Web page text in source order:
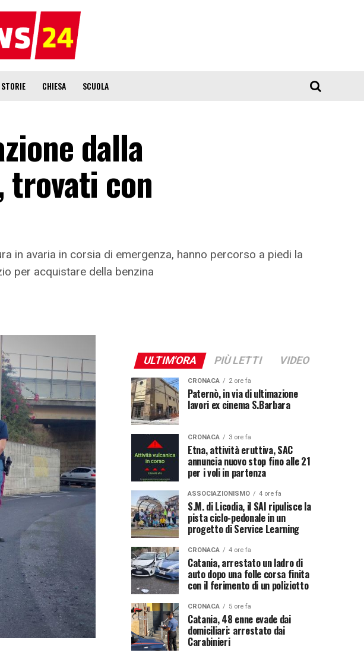
STORIE CHIESA SCUOLA
dalla
trovati con
in avaria in corsia di emergenza, hanno percorso a piedi la
per acquistare della benzina
ULTIM'ORA PIÙ LETTI VIDEO
CRONACA 2 ore fa
Paternò, in via di ultimazione
lavori ex cinema S.Barbara
CRONACA 3 ore fa
Etna, attività eruttiva, SAC
annuncia nuovo stop fino alle 21
per i voli in partenza
ASSOCIAZIONISMO 4 ore fa
S.M. di Licodia, il SAI ripulisce la
pista ciclo-pedonale in un
progetto di Service Learning
CRONACA 4 ore fa
Catania, arrestato un ladro di
auto dopo una folle corsa finita
con il ferimento di un poliziotto
CRONACA 5 ore fa
Catania, 48 enne evade dai
domiciliari: arrestato dai
Carabinieri